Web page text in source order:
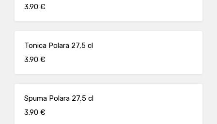
3.90 €
Tonica Polara 27,5 cl
3.90 €
Spuma Polara 27,5 cl
3.90 €